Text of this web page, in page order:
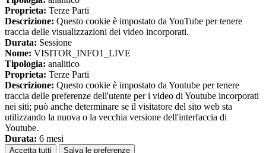
Proprieta: Terze Parti
Descrizione: Questo cookie è impostato da YouTube per tenere
traccia delle visualizzazioni dei video incorporati.
Durata: Sessione
Nome: VISITOR_INFO1_LIVE
Tipologia: analitico
Proprieta: Terze Parti
Descrizione: Questo cookie è impostato da Youtube per tenere
traccia delle preferenze dell'utente per i video di Youtube incorporati
nei siti; può anche determinare se il visitatore del sito web sta
utilizzando la nuova o la vecchia versione dell'interfaccia di
Youtube.
Durata: 6 mesi
Accetta tutti Salva le preferenze